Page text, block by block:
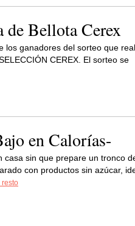
de Bellota Cerex
los ganadores del sorteo que
CEREX. El sorteo se
en Calorías-
casa sin que prepare un tronco
con productos sin azúcar,
resto